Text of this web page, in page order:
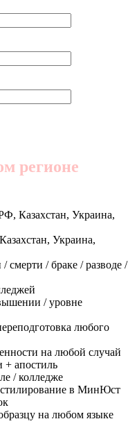
регионе
Казахстан, Украина,
Украина,
/ браке / разводе /
/ уровне
любого
на любой случай
+ апостиль
/ колледже
в МинЮст
на любом языке